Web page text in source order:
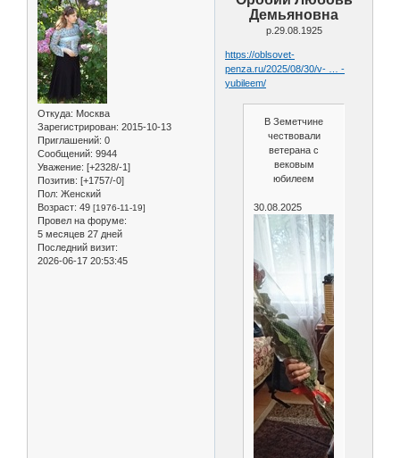
Откуда: Москва
Зарегистрирован: 2015-10-13
Приглашений: 0
Сообщений: 9944
Уважение: [+2328/-1]
Позитив: [+1757/-0]
Пол: Женский
Возраст: 49 [1976-11-19]
Провел на форуме:
5 месяцев 27 дней
Последний визит:
2026-06-17 20:53:45
Демьяновна
р.29.08.1925
https://oblsovet-
penza.ru/2025/08/30/v- … -
yubileem/
В Земетчине
чествовали
ветерана с
вековым
юбилеем
30.08.2025